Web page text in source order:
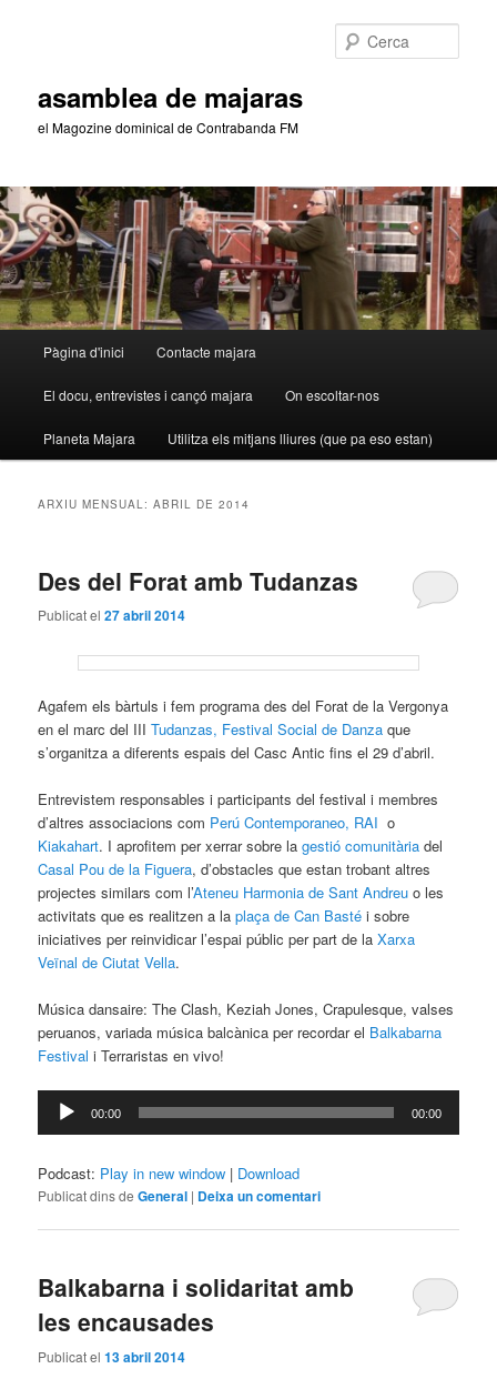
asamblea de majaras
el Magozine dominical de Contrabanda FM
principal
Pàgina d'inici Contacte majara
El docu, entrevistes i cançó majara On escoltar-nos
Planeta Majara Utilitza els mitjans lliures (que pa eso estan)
ARXIU MENSUAL:ABRIL DE 2014
Des del Forat amb Tudanzas
Publicat el27 abril 2014
Agafem els bàrtuls i fem programa des del Forat de la Vergonya
en el marc del IIITudanzas, Festival Social de Danzaque
s’organitza a diferents espais del Casc Antic fins el 29 d’abril.
Entrevistem responsables i participants del festival i membres
d’altres associacions com Perú Contemporaneo, RAI o
Kiakahart. I aprofitem per xerrar sobre lagestió comunitària del
Casal Pou de la Figuera, d’obstacles que estan trobant altres
projectes similars com l’Ateneu Harmonia de Sant Andreu o les
activitats que es realitzen a laplaça de Can Bastéi sobre
iniciatives per reinvidicar l’espai públic per part de laXarxa
Veïnal de Ciutat Vella.
Música dansaire: The Clash, Keziah Jones, Crapulesque, valses
peruanos, variada música balcànica per recordar el Balkabarna
Festival i Terraristas en vivo!
Reproductor
d'àudio
00:00 00:00
Podcast: Play in new window | Download
Publicat dins de General | Deixa un comentari
Balkabarna i solidaritat amb
les encausades
Publicat el13 abril 2014